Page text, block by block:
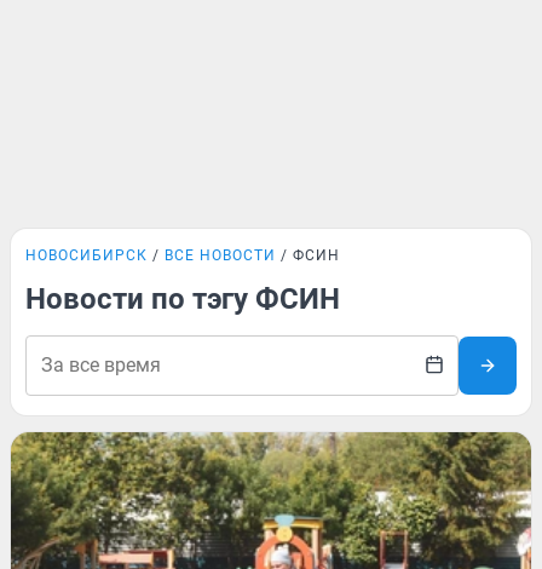
НОВОСИБИРСК ВСЕ НОВОСТИ ФСИН
Новости по тэгу ФСИН